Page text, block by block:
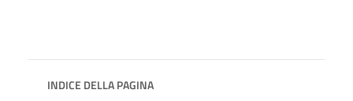
INDICE DELLA PAGINA